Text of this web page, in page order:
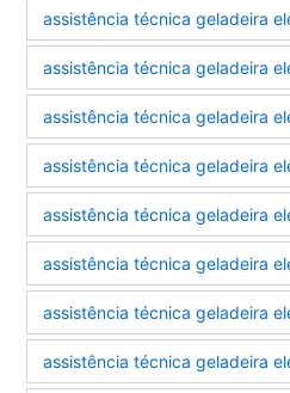
assistência técnica geladeira
assistência técnica geladeira
assistência técnica geladeira
assistência técnica geladeira
assistência técnica geladeira
assistência técnica geladeira
assistência técnica geladeira
assistência técnica geladeira